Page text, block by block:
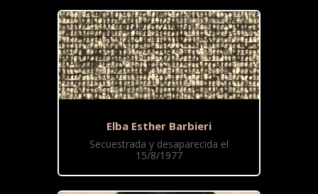
Elba Esther Barbieri
Secuestrada y desaparecida el
15/8/1977